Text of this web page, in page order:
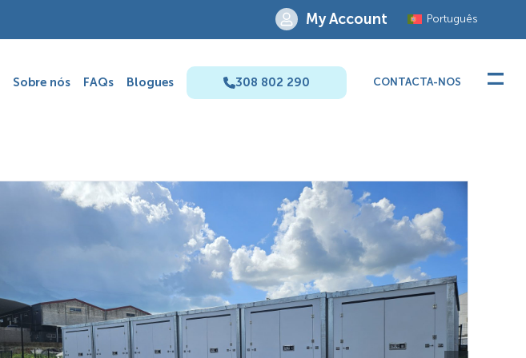
My Account Português
Sobre nós FAQs Blogues 308 802 290 CONTACTA-NOS